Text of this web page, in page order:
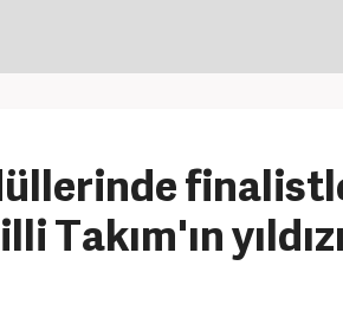
Takım'ın yıldızı